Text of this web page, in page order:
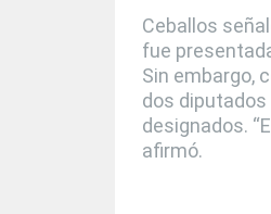
Ceballos
fue
Sin embargo,
dos
designados.
afirmó.